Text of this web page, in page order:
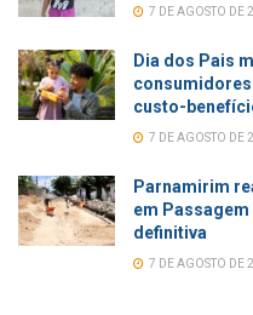
7 DE AGOSTO DE
Dia dos Pais
consumidores
custo-
7 DE AGOSTO DE
Parnamirim
em
definitiva
7 DE AGOSTO DE